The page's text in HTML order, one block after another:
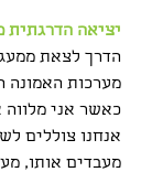
יציאה הדרגתית
הדרך לצאת
מערכות האמונה
כאשר אני מלווה
אנחנו צוללים
מעבדים אותו,